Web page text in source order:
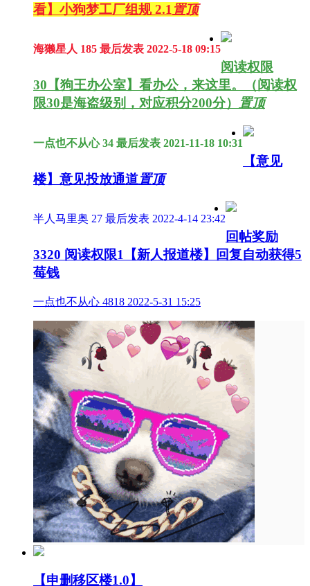
看】小狗梦工厂组规 2.1 置顶
海獭星人 185 最后发表 2022-5-18 09:15
阅读权限
30 【狗王办公室】看办公，来这里。（阅读权
限30是海盗级别，对应积分200分）
置顶
一点也不从心34 最后发表 2021-11-18 10:31
【意见
楼】意见投放通道置顶
半人马里奥 27 最后发表 2022-4-14 23:42
回帖奖励
3320 阅读权限1
【新人报道楼】回复自动获得5
莓钱
一点也不从心 4818 2022-5-31 15:25
【申删移区楼1.0】